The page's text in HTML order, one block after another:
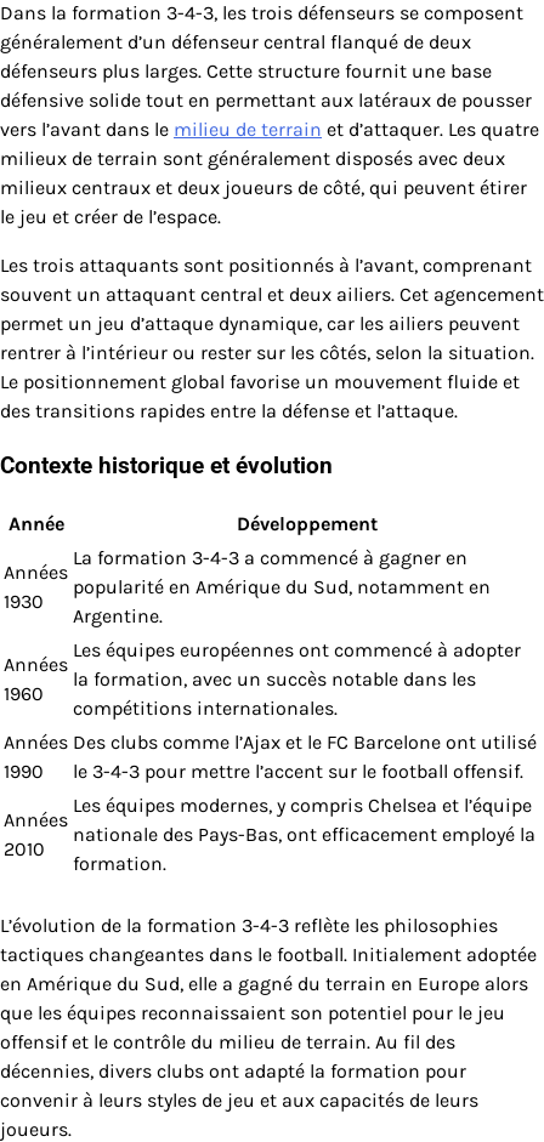
Dans la formation 3-4-3, les trois défenseurs se composent
généralement d’un défenseur central flanqué de deux
défenseurs plus larges. Cette structure fournit une base
défensive solide tout en permettant aux latéraux de pousser
vers l’avant dans le milieu de terrain et d’attaquer. Les quatre
milieux de terrain sont généralement disposés avec deux
milieux centraux et deux joueurs de côté, qui peuvent étirer
le jeu et créer de l’espace.
Les trois attaquants sont positionnés à l’avant, comprenant
souvent un attaquant central et deux ailiers. Cet agencement
permet un jeu d’attaque dynamique, car les ailiers peuvent
rentrer à l’intérieur ou rester sur les côtés, selon la situation.
Le positionnement global favorise un mouvement fluide et
des transitions rapides entre la défense et l’attaque.
Contexte historique et évolution
Année Développement
Années
1930
La formation 3-4-3 a commencé à gagner en
popularité en Amérique du Sud, notamment en
Argentine.
Années
1960
Les équipes européennes ont commencé à adopter
la formation, avec un succès notable dans les
compétitions internationales.
Années
1990
Des clubs comme l’Ajax et le FC Barcelone ont utilisé
le 3-4-3 pour mettre l’accent sur le football offensif.
Années
2010
Les équipes modernes, y compris Chelsea et l’équipe
nationale des Pays-Bas, ont efficacement employé la
formation.
L’évolution de la formation 3-4-3 reflète les philosophies
tactiques changeantes dans le football. Initialement adoptée
en Amérique du Sud, elle a gagné du terrain en Europe alors
que les équipes reconnaissaient son potentiel pour le jeu
offensif et le contrôle du milieu de terrain. Au fil des
décennies, divers clubs ont adapté la formation pour
convenir à leurs styles de jeu et aux capacités de leurs
joueurs.